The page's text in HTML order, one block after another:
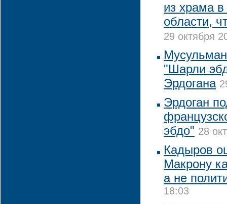
из храма в
области,
29 октября
"Шарли
Эрдогана
Эрдоган
эбдо" 28
Кадыров
Макрону
а не
18:03